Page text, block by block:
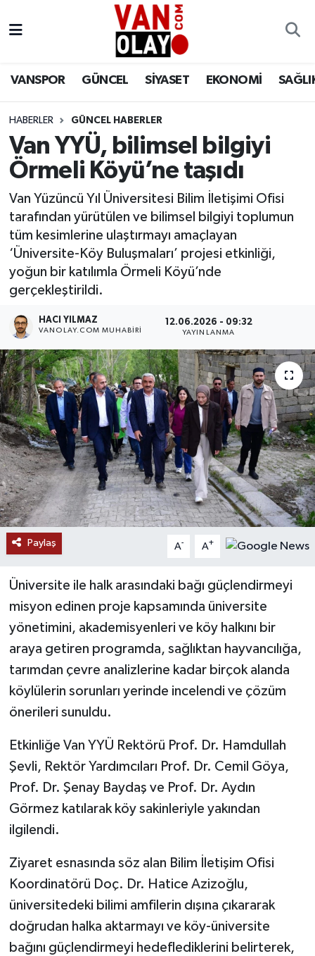
VANSPOR GÜNCEL SİYASET EKONOMİ
HABERLER GÜNCEL HABERLER
Van YYÜ, bilimsel bilgiyi
Örmeli Köyü’ne taşıdı
Van Yüzüncü Yıl Üniversitesi Bilim İletişimi Ofisi
tarafından yürütülen ve bilimsel bilgiyi toplumun
tüm kesimlerine ulaştırmayı amaçlayan
‘Üniversite-Köy Buluşmaları’ projesi etkinliği,
yoğun bir katılımla Örmeli Köyü’nde
gerçekleştirildi.
HACI YILMAZ
VANOLAY.COM MUHABIRI
12.06.2026 - 09:32
YAYINLANMA
Paylaş A- A+
Üniversite ile halk arasındaki bağı güçlendirmeyi
misyon edinen proje kapsamında üniversite
yönetimini, akademisyenleri ve köy halkını bir
araya getiren programda, sağlıktan hayvancılığa,
tarımdan çevre analizlerine kadar birçok alanda
köylülerin sorunları yerinde incelendi ve çözüm
önerileri sunuldu.
Etkinliğe Van YYÜ Rektörü Prof. Dr. Hamdullah
Şevli, Rektör Yardımcıları Prof. Dr. Cemil Göya,
Prof. Dr. Şenay Baydaş ve Prof. Dr. Aydın
Görmez katılarak köy sakinleriyle yakından
ilgilendi.
Ziyaret esnasında söz alan Bilim İletişim Ofisi
Koordinatörü Doç. Dr. Hatice Azizoğlu,
üniversitedeki bilimi amfilerin dışına çıkararak
doğrudan halka aktarmayı ve köy-üniversite
bağını güçlendirmeyi hedeflediklerini belirterek,
Siyaset
Ekonomi
Sağlık
Eğitim
Bilim & Teknoloji
Van Nöbetçi Eczaneler
Van Namaz Vakitleri
Van Trafik Yoğunluk Haritası
Süper Lig Puan Durumu ve Fikstür
Tüm Manşetler
Son Dakika Haberleri